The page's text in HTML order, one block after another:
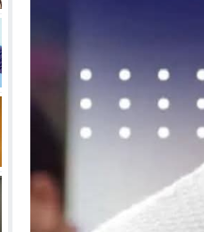
المغاربةةصف واحد لموجهة